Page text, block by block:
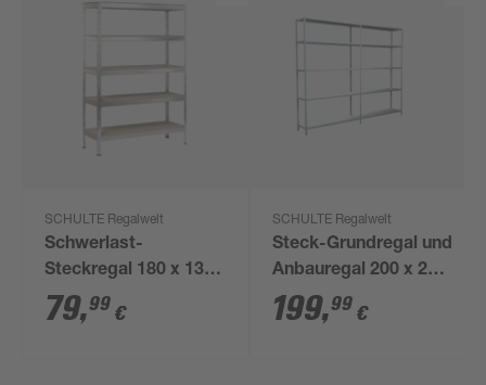
SCHULTE Regalwelt
Schwerlast-
Steckregal 180 x 130
x 45 cm, 5 Böden,
verzinkt, Tragkraft 750
79,99 €
SCHULTE Regalwelt
Steck-Grundregal und
Anbauregal 200 x 240
x 35 cm, 10 Böden,
weiß, Tragkraft 425 kg
199,99 €